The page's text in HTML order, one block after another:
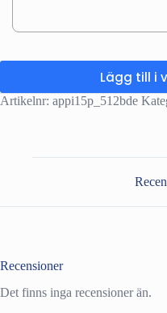
Lägg till i
Artikelnr: appi15p_512bde
Recensioner
Det finns inga recensioner än.